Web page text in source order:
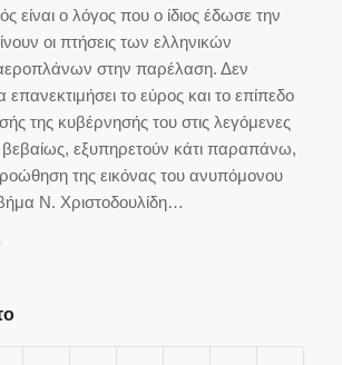
είναι ο λόγος που ο ίδιος έδωσε την
οι πτήσεις των ελληνικών
στην παρέλαση. Δεν
το εύρος και το επίπεδο
της κυβέρνησής του στις λεγόμενες
βεβαίως, εξυπηρετούν κάτι παραπάνω,
της εικόνας του ανυπόμονου
Ν. Χριστοδουλίδη…